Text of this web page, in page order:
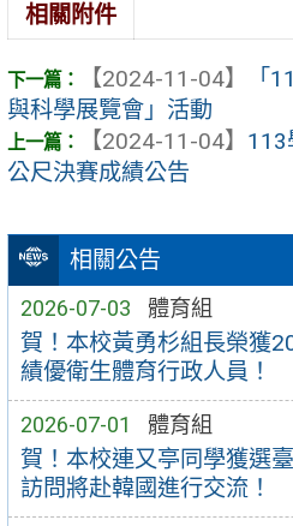
相關公告
2026-07-03 體育組
賀！本校黃勇杉組長榮獲
績優衛生體育行政人員！
2026-07-01 體育組
賀！本校連又亭同學獲選
訪問將赴韓國進行交流！
相關附件
【2024-11-04】
「
與科學展覽會」活動
【2024-11-04】 113
公尺決賽成績公告